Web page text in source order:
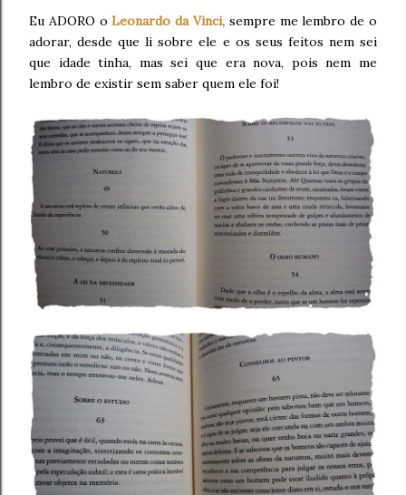
Eu ADORO oLeonardo da Vinci, sempre me lembro de o
adorar, desde que li sobre ele e os seus feitos nem sei
que idade tinha, mas sei que era nova, pois nem me
lembro de existir sem saber quem ele foi!